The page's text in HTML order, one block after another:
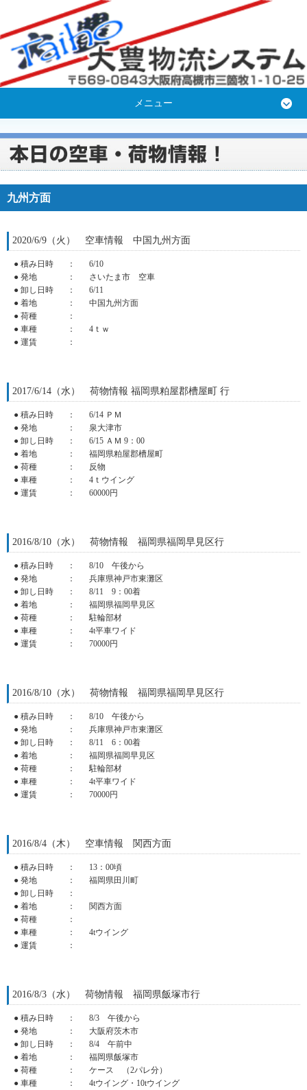
メニュー
九州方面
2020/6/9（火） 空車情報 中国九州方面
● 積み日時 ：
6/10
● 発地
：
さいたま市 空車
● 卸し日時
：
6/11
● 着地
：
中国九州方面
● 荷種
：
● 車種
：
4ｔｗ
● 運賃
：
2017/6/14（水） 荷物情報 福岡県粕屋郡槽屋町 行
● 積み日時 ：
6/14 ＰＭ
● 発地
：
泉大津市
● 卸し日時
：
6/15 ＡＭ 9：00
● 着地
：
福岡県粕屋郡槽屋町
● 荷種
：
反物
● 車種
：
4ｔウイング
● 運賃
： 60000円
2016/8/10（水） 荷物情報 福岡県福岡早見区行
● 積み日時 ：
8/10 午後から
● 発地
：
兵庫県神戸市東灘区
● 卸し日時
：
8/11 9：00着
● 着地
：
福岡県福岡早見区
● 荷種
：
駐輪部材
● 車種
：
4t平車ワイド
● 運賃
： 70000円
2016/8/10（水） 荷物情報 福岡県福岡早見区行
● 積み日時 ：
8/10 午後から
● 発地
：
兵庫県神戸市東灘区
● 卸し日時
：
8/11 6：00着
● 着地
：
福岡県福岡早見区
● 荷種
：
駐輪部材
● 車種
：
4t平車ワイド
● 運賃
： 70000円
2016/8/4（木） 空車情報 関西方面
● 積み日時 ：
13：00頃
● 発地
：
福岡県田川町
● 卸し日時
：
● 着地
：
関西方面
● 荷種
：
● 車種
：
4tウイング
● 運賃
：
2016/8/3（水） 荷物情報 福岡県飯塚市行
● 積み日時 ：
8/3 午後から
● 発地
：
大阪府茨木市
● 卸し日時
：
8/4 午前中
● 着地
：
福岡県飯塚市
● 荷種
：
ケース （2パレ分）
● 車種
：
4tウイング・10tウイング